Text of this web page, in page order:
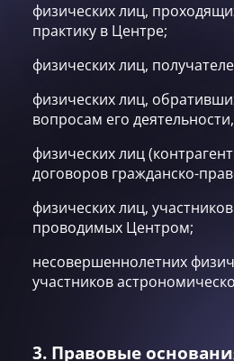
физических лиц,
практику в Центре;
физических лиц,
физических лиц,
вопросам его деятельности,
физических лиц
договоров гражданско-
физических лиц,
проводимых Центром;
несовершеннолетних
участников
3. Правовые